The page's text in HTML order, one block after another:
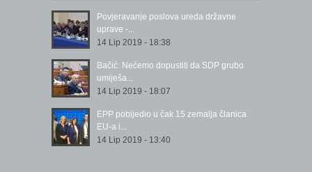
Povjeravanje poslova ureda državne
uprave -...
14 Lip 2019 - 18:38
Bačić: Nećemo dopustiti da SDP grubo
umiješa...
14 Lip 2019 - 18:07
EPP pobijedio u čak 15 zemalja članica
EU-a i...
14 Lip 2019 - 13:40